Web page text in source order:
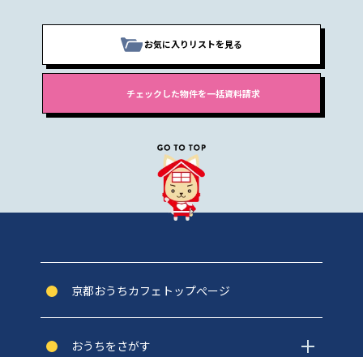
お気に入りリストを見る
京都おうちカフェトップぺージ
おうちをさがす